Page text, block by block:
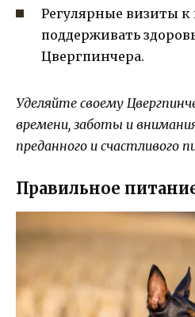
Регулярные визиты к
поддерживать
Цвергпинчера.
Уделяйте своему
времени, заботы и
преданного и счастливого
Правильное